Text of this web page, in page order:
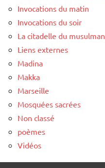
Invocations du matin
Invocations du soir
La citadelle du musulman
Liens externes
Madina
Makka
Marseille
Mosquées sacrées
Non classé
poèmes
Vidéos